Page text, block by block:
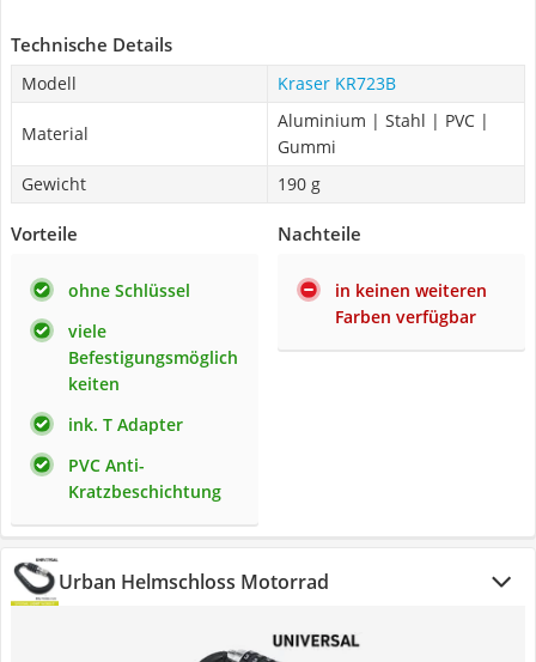
Technische Details
Modell Kraser KR723B
Material
Aluminium | Stahl | PVC |
Gummi
Gewicht
190 g
Vorteile
ohne Schlüssel
viele
Befestigungsmöglich
keiten
ink. T Adapter
PVC Anti-
Kratzbeschichtung
Nachteile
in keinen weiteren
Farben verfügbar
Urban Helmschloss Motorrad